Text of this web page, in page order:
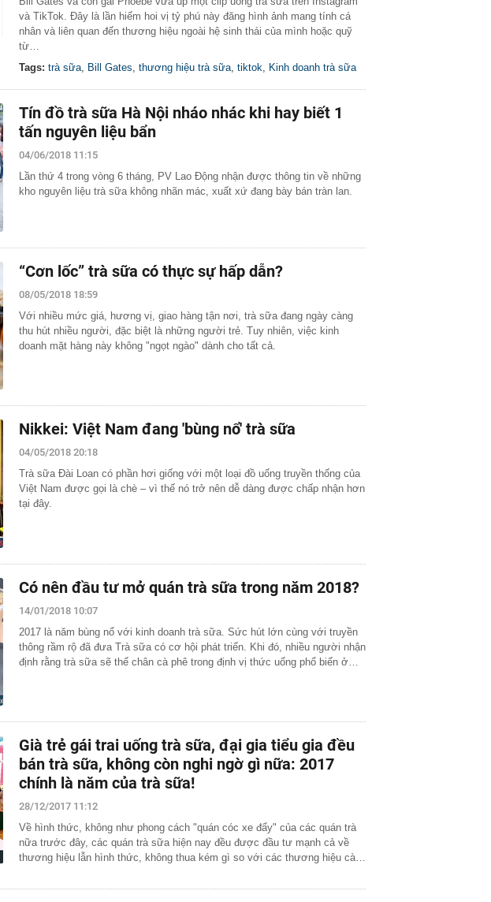
và TikTok. Đây là lần hiếm hoi vị tỷ phú này đăng hình ảnh mang tính cá
nhân và liên quan đến thương hiệu ngoài hệ sinh thái của mình hoặc quỹ
từ…
Tags: trà sữa, Bill Gates, thương hiệu trà sữa, tiktok, Kinh doanh trà sữa
Tín đồ trà sữa Hà Nội nháo nhác khi hay biết 1
tấn nguyên liệu bẩn
04/06/2018 11:15
Lần thứ 4 trong vòng 6 tháng, PV Lao Động nhận được thông tin về những
kho nguyên liệu trà sữa không nhãn mác, xuất xứ đang bày bán tràn lan.
“Cơn lốc” trà sữa có thực sự hấp dẫn?
08/05/2018 18:59
Với nhiều mức giá, hương vị, giao hàng tận nơi, trà sữa đang ngày càng
thu hút nhiều người, đặc biệt là những người trẻ. Tuy nhiên, việc kinh
doanh mặt hàng này không "ngọt ngào" dành cho tất cả.
Nikkei: Việt Nam đang 'bùng nổ' trà sữa
04/05/2018 20:18
Trà sữa Đài Loan có phần hơi giống với một loại đồ uống truyền thống của
Việt Nam được gọi là chè – vì thế nó trở nên dễ dàng được chấp nhận hơn
tại đây.
Có nên đầu tư mở quán trà sữa trong năm 2018?
14/01/2018 10:07
2017 là năm bùng nổ với kinh doanh trà sữa. Sức hút lớn cùng với truyền
thông rầm rộ đã đưa Trà sữa có cơ hội phát triển. Khi đó, nhiều người nhận
định rằng trà sữa sẽ thế chân cà phê trong định vị thức uống phổ biến ở…
Già trẻ gái trai uống trà sữa, đại gia tiểu gia đều
bán trà sữa, không còn nghi ngờ gì nữa: 2017
chính là năm của trà sữa!
28/12/2017 11:12
Về hình thức, không như phong cách "quán cóc xe đẩy" của các quán trà
nữa trước đây, các quán trà sữa hiện nay đều được đầu tư mạnh cả về
thương hiệu lẫn hình thức, không thua kém gì so với các thương hiệu cà…